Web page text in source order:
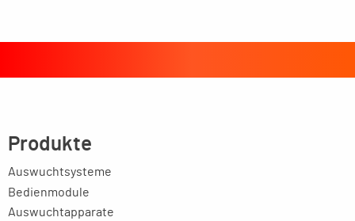
Produkte
Auswuchtsysteme
Bedienmodule
Auswuchtapparate